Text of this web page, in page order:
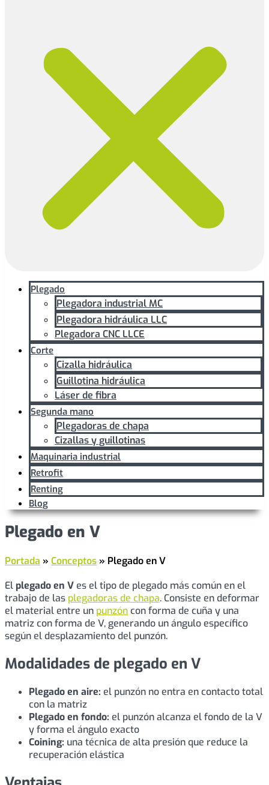
Plegado
Plegadora industrial MC
Plegadora hidráulica LLC
Plegadora CNC LLCE
Corte
Cizalla hidráulica
Guillotina hidráulica
Láser de fibra
Segunda mano
Plegadoras de chapa
Cizallas y guillotinas
Maquinaria industrial
Retrofit
Renting
Blog
Plegado en V
Portada » Conceptos » Plegado en V
El plegado en Ves el tipo de plegado más común en el
trabajo de las plegadoras de chapa. Consiste en deformar
el material entre un punzóncon forma de cuña y una
matriz con forma de V, generando un ángulo específico
según el desplazamiento del punzón.
Modalidades de plegado en V
Plegado en aire: el punzón no entra en contacto total
con la matriz
Plegado en fondo: el punzón alcanza el fondo de la V
y forma el ángulo exacto
Coining: una técnica de alta presión que reduce la
recuperación elástica